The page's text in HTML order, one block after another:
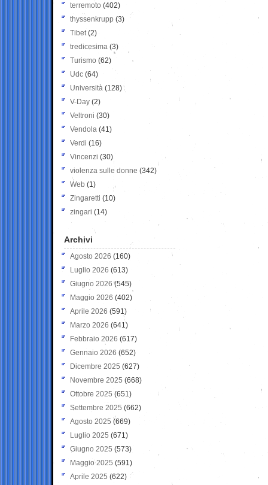
terremoto (402)
thyssenkrupp (3)
Tibet(2)
tredicesima (3)
Turismo (62)
Udc (64)
Università (128)
V-Day (2)
Veltroni (30)
Vendola (41)
Verdi (16)
Vincenzi (30)
violenza sulle donne (342)
Web (1)
Zingaretti (10)
zingari (14)
Archivi
Agosto 2026 (160)
Luglio 2026 (613)
Giugno 2026 (545)
Maggio 2026 (402)
Aprile 2026 (591)
Marzo 2026 (641)
Febbraio 2026 (617)
Gennaio 2026 (652)
Dicembre 2025 (627)
Novembre 2025 (668)
Ottobre 2025 (651)
Settembre 2025 (662)
Agosto 2025 (669)
Luglio 2025 (671)
Giugno 2025 (573)
Maggio 2025 (591)
Aprile 2025 (622)